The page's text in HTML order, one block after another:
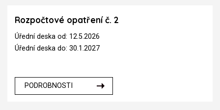
Rozpočtové opatření č. 2
Úřední deska od: 12.5.2026
Úřední deska do: 30.1.2027
PODROBNOSTI